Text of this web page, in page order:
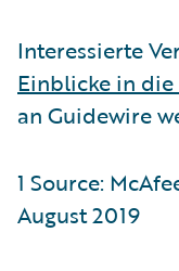
Interessierte
Einblicke in die
an Guidewire
1 Source:
August 2019